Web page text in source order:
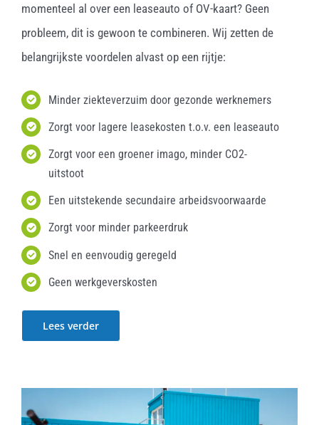
momenteel al over een leaseauto of OV-kaart? Geen
probleem, dit is gewoon te combineren. Wij zetten de
belangrijkste voordelen alvast op een rijtje:
Minder ziekteverzuim door gezonde werknemers
Zorgt voor lagere leasekosten t.o.v. een leaseauto
Zorgt voor een groener imago, minder CO2-
uitstoot
Een uitstekende secundaire arbeidsvoorwaarde
Zorgt voor minder parkeerdruk
Snel en eenvoudig geregeld
Geen werkgeverskosten
Lees verder